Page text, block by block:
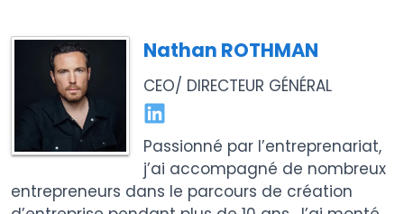
Nathan ROTHMAN
CEO/ DIRECTEUR GÉNÉRAL
Passionné par l’entreprenariat,
j’ai accompagné de nombreux
entrepreneurs dans le parcours de création